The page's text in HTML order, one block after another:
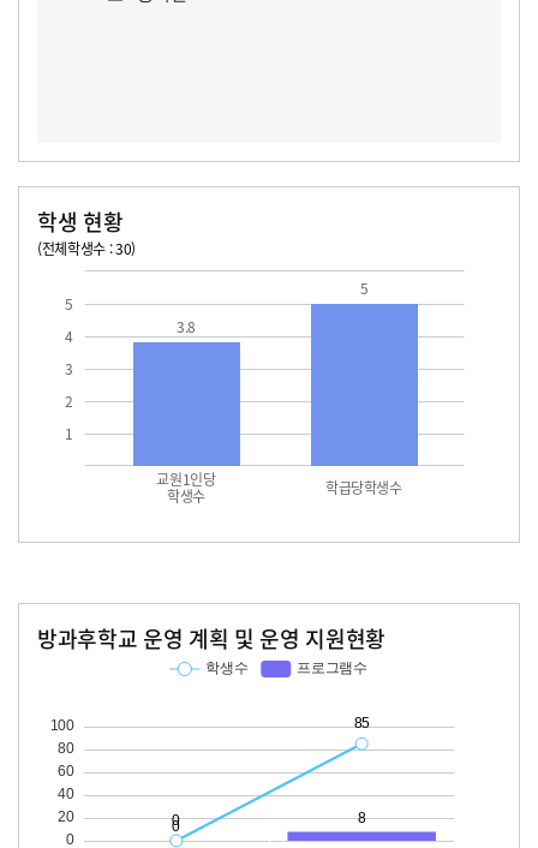
학생 현황
(전체학생수 : 30)
1
2
3
4
5
교원1인당
학생수 학급당학생수
3.8
5
방과후학교 운영 계획 및 운영 지원현황